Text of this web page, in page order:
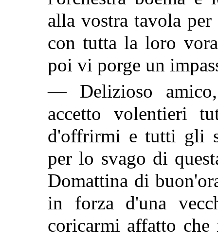
alla vostra tavola
con tutta la loro
poi vi porge un
— Delizioso
accetto volentieri
d'offrirmi e tutti gli
per lo svago di
Domattina di
in forza d'una
coricarmi affatto che